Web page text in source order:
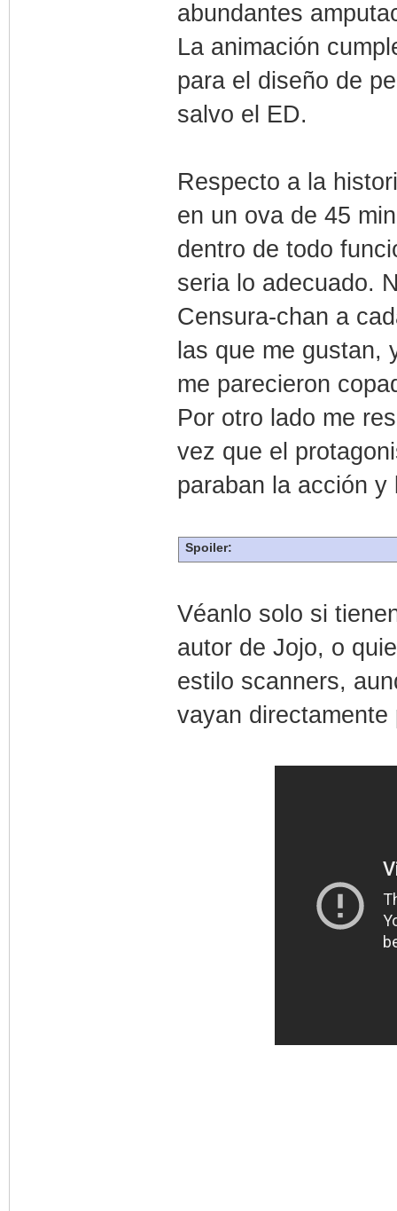
abundantes
La animación
para el diseño de
salvo el ED.
Respecto a la
en un ova de 45
dentro de todo
seria lo adecuado.
Censura-chan a
las que me gustan,
me parecieron
Por otro lado me
vez que el
paraban la acción
Spoiler:
Véanlo solo si
autor de Jojo, o
estilo scanners,
vayan directamente